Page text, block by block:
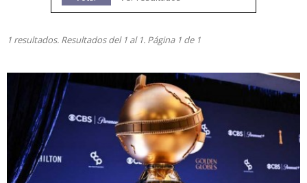
1 resultados. Resultados del 1 al 1. Página 1 de 1